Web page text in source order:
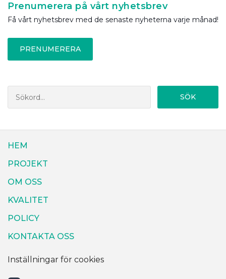
Prenumerera på vårt nyhetsbrev
Få vårt nyhetsbrev med de senaste nyheterna varje månad!
PRENUMERERA
SÖK
HEM
PROJEKT
OM OSS
KVALITET
POLICY
KONTAKTA OSS
Inställningar för cookies